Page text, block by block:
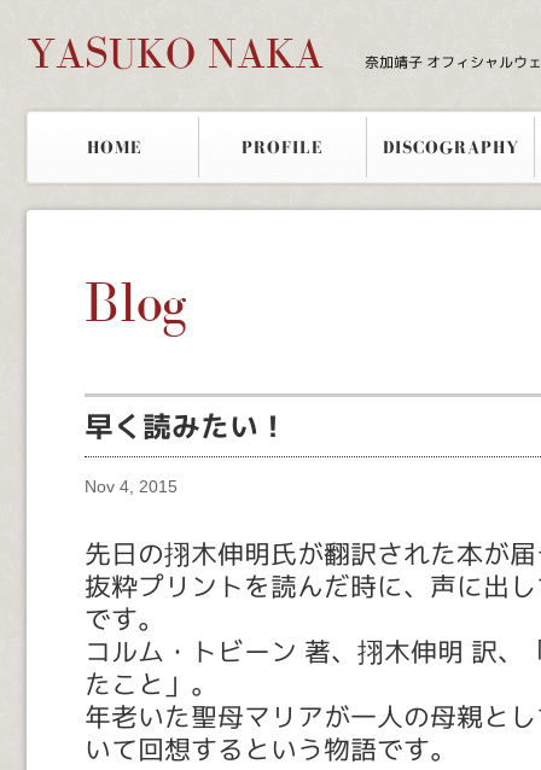
YASUKO NAKA 奈加靖子 オフィシャルウ
HOME PROFILE DISCOGRAPHY
Blog
早く読みたい！
Nov 4, 2015
先日の挧木伸明氏が翻訳された本が
抜粋プリントを読んだ時に、声に出
です。
コルム・トビーン 著、挧木伸明 訳、
たこと」。
年老いた聖母マリアが一人の母親と
いて回想するという物語です。